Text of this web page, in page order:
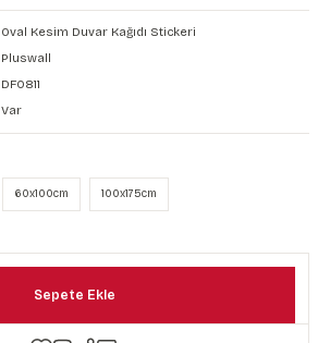
Oval Kesim Duvar Kağıdı Stickeri
Pluswall
DF0811
Var
60x100cm 100x175cm
Sepete Ekle